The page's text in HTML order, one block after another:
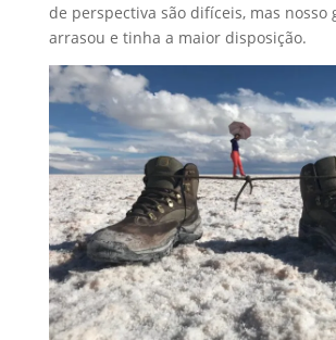
de perspectiva são difíceis, mas nosso
arrasou e tinha a maior disposição.